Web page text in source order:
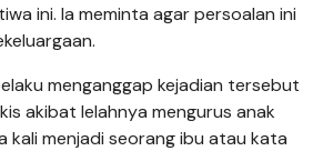
ini. Ia meminta agar persoalan ini
menganggap kejadian tersebut
akibat lelahnya mengurus anak
kali menjadi seorang ibu atau kata